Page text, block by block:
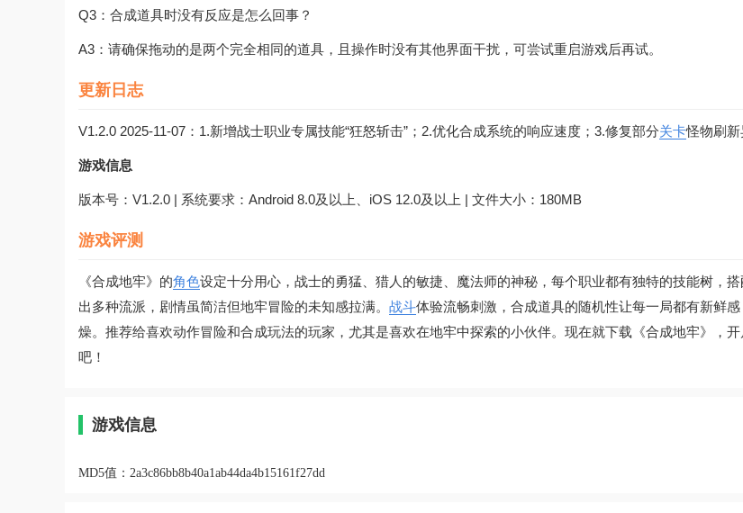
Q3：合成道具时没有反应是怎么回事？
A3：请确保拖动的是两个完全相同的道具，且操作时没有其他界面干扰，可尝试重启游戏后再试。
更新日志
V1.2.0 2025-11-07：1.新增战士职业专属技能“狂怒斩击”；2.优化合成系统的响应速度；3.修复部分关卡怪物刷新
游戏信息
版本号：V1.2.0 | 系统要求：Android 8.0及以上、iOS 12.0及以上 | 文件大小：180MB
游戏评测
《合成地牢》的角色设定十分用心，战士的勇猛、猎人的敏捷、魔法师的神秘，每个职业都有独特的技能树，
出多种流派，剧情虽简洁但地牢冒险的未知感拉满。 战斗体验流畅刺激，合成道具的随机性让每一局都有新鲜
燥。推荐给喜欢动作冒险和合成玩法的玩家，尤其是喜欢在地牢中探索的小伙伴。现在就下载《合成地牢》，开
吧！
游戏信息
MD5值： 2a3c86bb8b40a1ab44da4b15161f27dd